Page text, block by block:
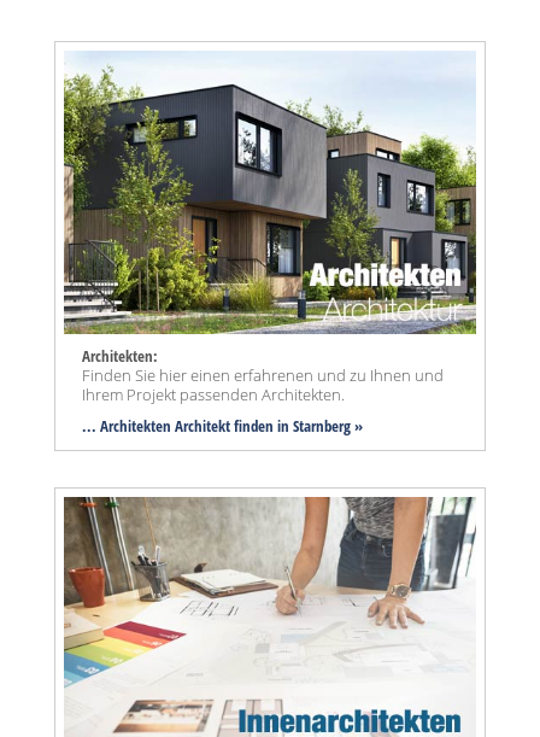
Architekten:
Finden Sie hier einen erfahrenen und zu Ihnen und
Ihrem Projekt passenden Architekten.
... Architekten Architekt finden in Starnberg »